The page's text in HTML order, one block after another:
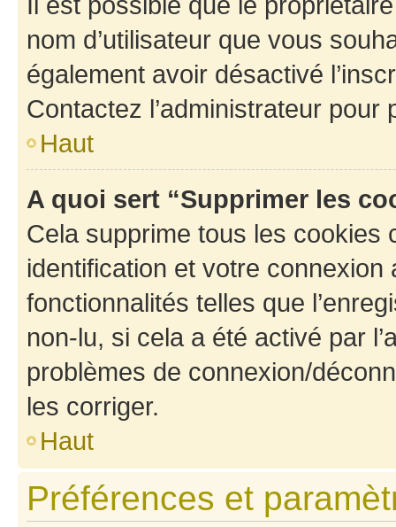
nom d’utilisateur que vous
également avoir désactivé
Contactez l’administrateur
Haut
A quoi sert “Supprimer les
Cela supprime tous les cookies
identification et votre
fonctionnalités telles que
non-lu, si cela a été activé par
problèmes de connexion/
les corriger.
Haut
Préférences et